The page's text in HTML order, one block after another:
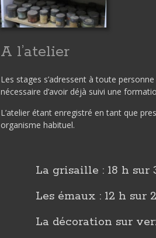
A l’atelier
Les stages s’adressent à toute
nécessaire d’avoir déjà suivi une
L’atelier étant enregistré en tant que
organisme habituel.
La grisaille : 18 h sur
Les émaux : 12 h sur
La décoration sur